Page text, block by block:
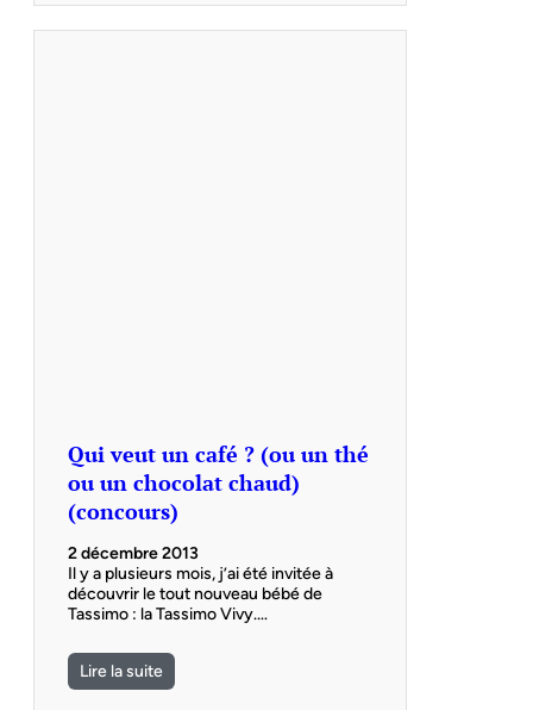
Qui veut un café ? (ou un thé
ou un chocolat chaud)
(concours)
2 décembre 2013
Il y a plusieurs mois, j’ai été invitée à
découvrir le tout nouveau bébé de
Tassimo : la Tassimo Vivy.…
Lire la suite